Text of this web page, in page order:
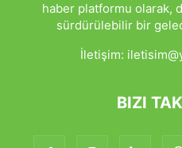
haber platformu olarak,
sürdürülebilir bir
İletişim:
BIZI